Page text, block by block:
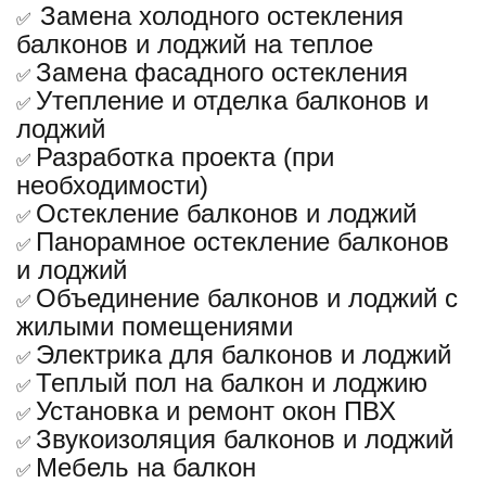
✅ Замена холодного остекления
балконов и лоджий на теплое
✅ Замена фасадного остекления
✅ Утепление и отделка балконов и
лоджий
✅ Разработка проекта (при
необходимости)
✅ Остекление балконов и лоджий
✅ Панорамное остекление балконов
и лоджий
✅ Объединение балконов и лоджий с
жилыми помещениями
✅ Электрика для балконов и лоджий
✅ Теплый пол на балкон и лоджию
✅ Установка и ремонт окон ПВХ
✅ Звукоизоляция балконов и лоджий
✅ Мебель на балкон